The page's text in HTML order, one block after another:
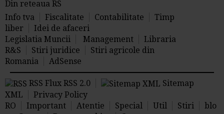
Din reteaua RS
Info tva
Fiscalitate Contabilitate
Timp
liber
Idei de afaceri
Legislatia Muncii
Management
Libraria
R&S
Stiri juridice
Stiri agricole din
Romania
AdSense
RSS Flux RSS 2.0
Sitemap
XML
Privacy Policy
RO
Important Atentie Special Util Stiri
blo